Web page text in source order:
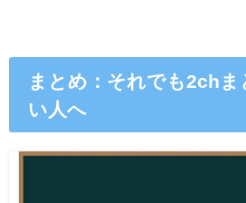
まとめ：それでも2chま
い人へ